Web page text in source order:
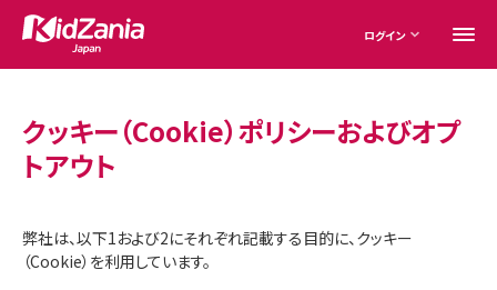
ログイン
クッキー（Cookie）ポリシーおよびオプ
トアウト
弊社は、以下1および2にそれぞれ記載する目的に、クッキー
（Cookie）を利用しています。